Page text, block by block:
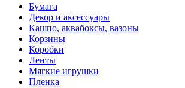
Бумага
Декор и аксессуары
Кашпо, аквабоксы, вазоны
Корзины
Коробки
Ленты
Мягкие игрушки
Пленка